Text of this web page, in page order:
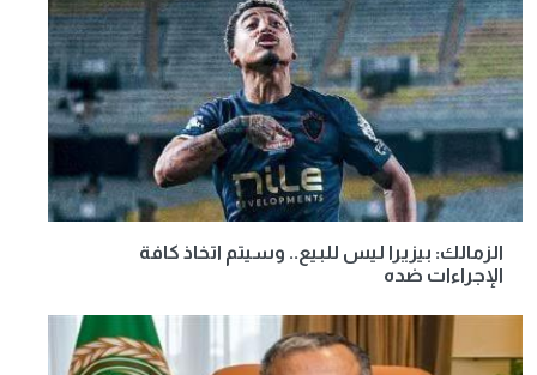
الزمالك: بيزيرا ليس للبيع.. وسيتم اتخاذ كافة
الإجراءات ضده